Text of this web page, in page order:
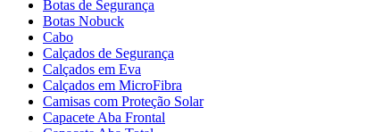
Botas de Segurança
Botas Nobuck
Cabo
Calçados de Segurança
Calçados em Eva
Calçados em MicroFibra
Camisas com Proteção Solar
Capacete Aba Frontal